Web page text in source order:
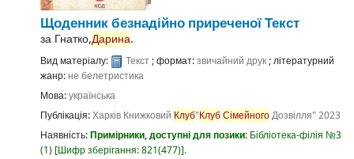
Щоденник безнадійно приреченоїТекст
за Гнатко,Дарина.
Вид матеріалу: Текст; формат:звичайний друк; літературний
жанр:не белетристика
Мова:українська
Публікація:Харків Книжковий Клуб"КлубСімейногоДозвілля" 2023
Наявність:Примірники, доступні для позики: Бібліотека-філія №3
(1) Шифр зберігання:821(477) .